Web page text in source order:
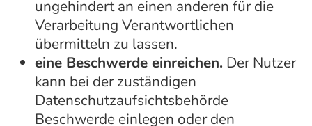
ungehindert an einen anderen für die
Verarbeitung Verantwortlichen
übermitteln zu lassen.
eine Beschwerde einreichen. Der Nutzer
kann bei der zuständigen
Datenschutzaufsichtsbehörde
Beschwerde einlegen oder den